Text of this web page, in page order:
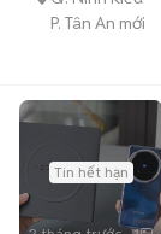
P. Tân An mới
Tin hết hạn